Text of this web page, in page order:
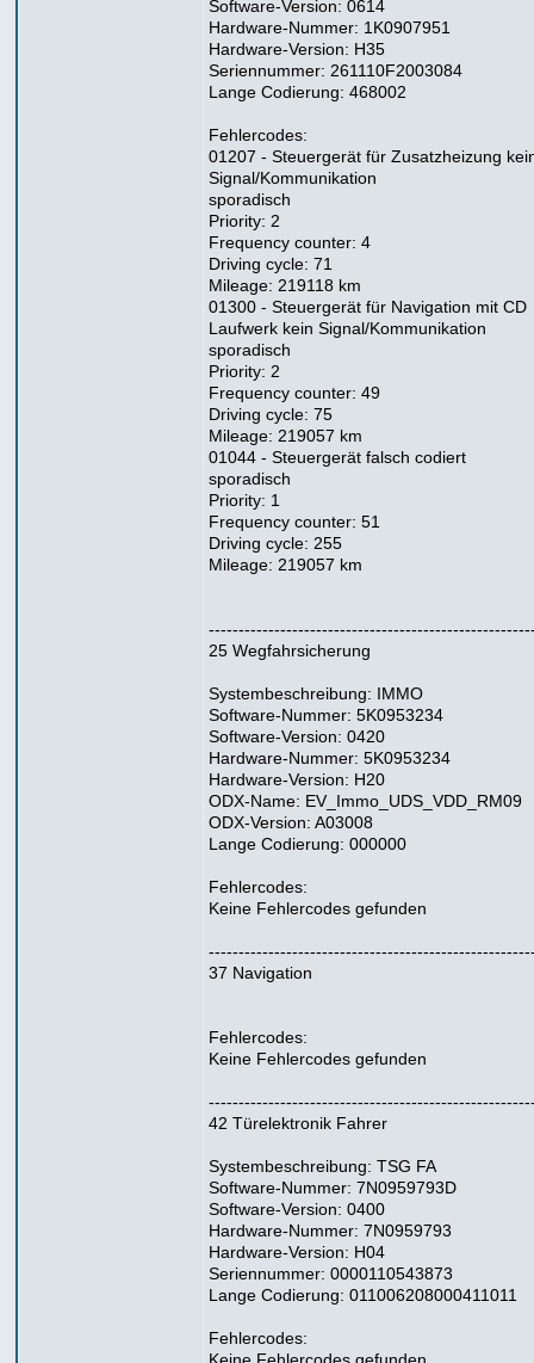
Software-Version: 0614
Hardware-Nummer: 1K0907951
Hardware-Version: H35
Seriennummer: 261110F2003084
Lange Codierung: 468002
Fehlercodes:
01207 - Steuergerät für Zusatzheizung
Signal/Kommunikation
sporadisch
Priority: 2
Frequency counter: 4
Driving cycle: 71
Mileage: 219118 km
01300 - Steuergerät für Navigation mit CD
Laufwerk kein Signal/Kommunikation
sporadisch
Priority: 2
Frequency counter: 49
Driving cycle: 75
Mileage: 219057 km
01044 - Steuergerät falsch codiert
sporadisch
Priority: 1
Frequency counter: 51
Driving cycle: 255
Mileage: 219057 km
25 Wegfahrsicherung
Systembeschreibung: IMMO
Software-Nummer: 5K0953234
Software-Version: 0420
Hardware-Nummer: 5K0953234
Hardware-Version: H20
ODX-Name: EV_Immo_UDS_VDD_RM09
ODX-Version: A03008
Lange Codierung: 000000
Fehlercodes:
Keine Fehlercodes gefunden
37 Navigation
Fehlercodes:
Keine Fehlercodes gefunden
42 Türelektronik Fahrer
Systembeschreibung: TSG FA
Software-Nummer: 7N0959793D
Software-Version: 0400
Hardware-Nummer: 7N0959793
Hardware-Version: H04
Seriennummer: 0000110543873
Lange Codierung: 011006208000411011
Fehlercodes: